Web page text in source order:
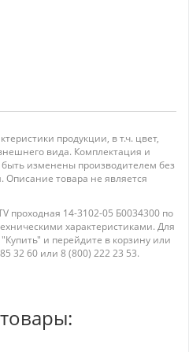
продукции, в т.ч. цвет,
вида. Комплектация и
изменены производителем без
Описание товара не является
проходная 14-3102-05 Б0034300 по
характеристиками. Для
и перейдите в корзину или
32 60 или 8 (800) 222 23 53.